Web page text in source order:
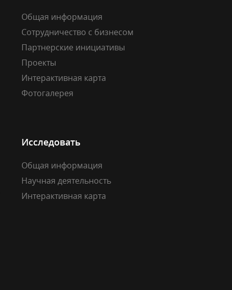
Общая информация
Сотрудничество с бизнесом
Партнерские инициативы
Проекты
Интерактивная карта
Фотогалерея
Исследовать
Общая информация
Научная деятельность
Интерактивная карта